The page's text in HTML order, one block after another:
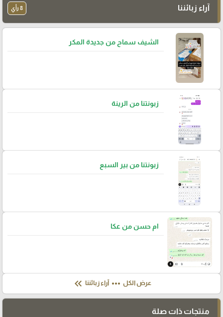
آراء زبائننا 8 رأي
الشيف سماح من جديدة المكر
زبونتنا من الرينة
زبونتنا من بير السبع
ام حسن من عكا
عرض الكل more_horiz آراء زبائننا keyboard_double_arrow_left
منتجات ذات صلة